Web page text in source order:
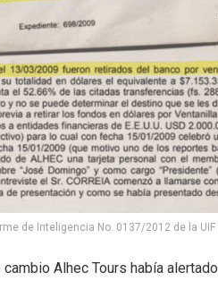
de Inteligencia No. 0137/2012 de la
Alhec Tours había